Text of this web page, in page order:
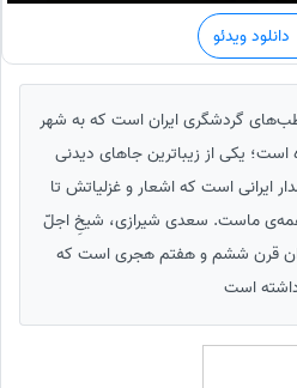
دانلود ویدئو
گردشگری ایران است که به شهر
یکی از زیباترین جاهای دیدنی
ایرانی است که اشعار و غزلیاتش تا
همه‌ی ماست. سعدی شیرازی، شیخِ اجلّ
قرن ششم و هفتم هجری است که
داشته است